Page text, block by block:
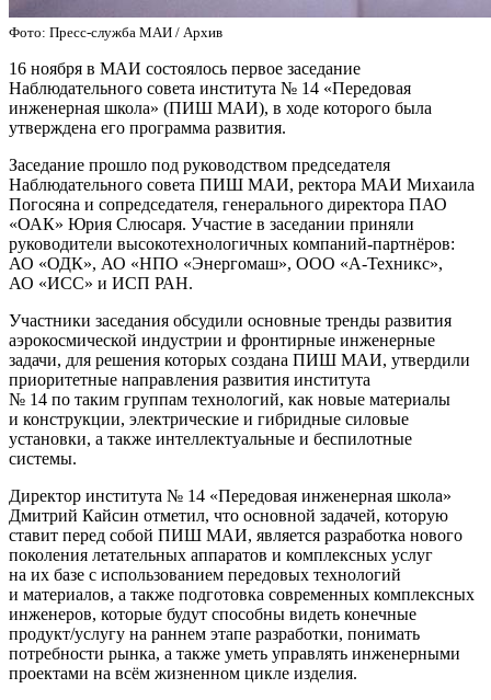
Фото: Пресс-служба МАИ / Архив
16 ноября в МАИ состоялось первое заседание
Наблюдательного совета института № 14 «Передовая
инженерная школа» (ПИШ МАИ), в ходе которого была
утверждена его программа развития.
Заседание прошло под руководством председателя
Наблюдательного совета ПИШ МАИ, ректора МАИ Михаила
Погосяна и сопредседателя, генерального директора ПАО
«ОАК» Юрия Слюсаря. Участие в заседании приняли
руководители высокотехнологичных компаний-партнёров:
АО «ОДК», АО «НПО «Энергомаш», ООО «А-Техникс»,
АО «ИСС» и ИСП РАН.
Участники заседания обсудили основные тренды развития
аэрокосмической индустрии и фронтирные инженерные
задачи, для решения которых создана ПИШ МАИ, утвердили
приоритетные направления развития института
№ 14 по таким группам технологий, как новые материалы
и конструкции, электрические и гибридные силовые
установки, а также интеллектуальные и беспилотные
системы.
Директор института № 14 «Передовая инженерная школа»
Дмитрий Кайсин отметил, что основной задачей, которую
ставит перед собой ПИШ МАИ, является разработка нового
поколения летательных аппаратов и комплексных услуг
на их базе с использованием передовых технологий
и материалов, а также подготовка современных комплексных
инженеров, которые будут способны видеть конечные
продукт/услугу на раннем этапе разработки, понимать
потребности рынка, а также уметь управлять инженерными
проектами на всём жизненном цикле изделия.